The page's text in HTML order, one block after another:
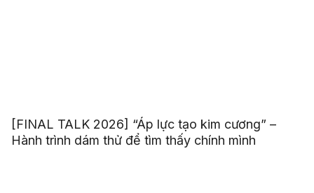
[FINAL TALK 2026] “Áp lực tạo kim cương” –
Hành trình dám thử để tìm thấy chính mình